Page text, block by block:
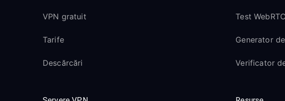
VPN gratuit
Tarife
Descărcări
Test WebRTC
Generator
Verificator